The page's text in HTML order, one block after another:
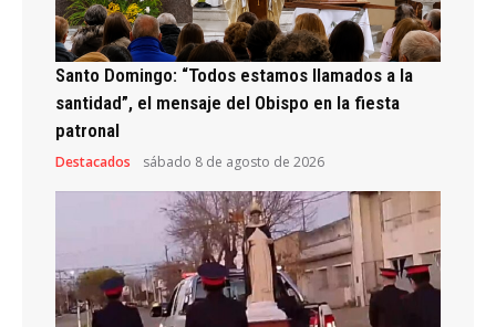
Santo Domingo: “Todos estamos llamados a la
santidad”, el mensaje del Obispo en la fiesta
patronal
Destacados sábado 8 de agosto de 2026